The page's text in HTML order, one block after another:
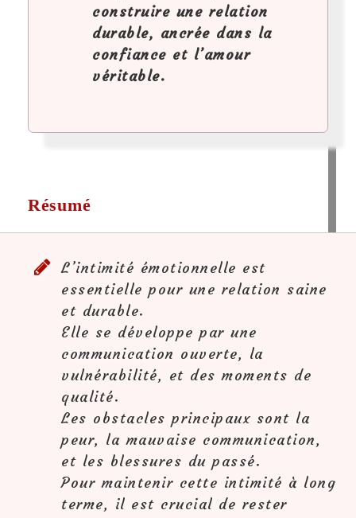
construire une relation
durable, ancrée dans la
confiance et l’amour
véritable.
Résumé
L’intimité émotionnelle est
essentielle pour une relation saine
et durable.
Elle se développe par une
communication ouverte, la
vulnérabilité, et des moments de
qualité.
Les obstacles principaux sont la
peur, la mauvaise communication,
et les blessures du passé.
Pour maintenir cette intimité à long
terme, il est crucial de rester